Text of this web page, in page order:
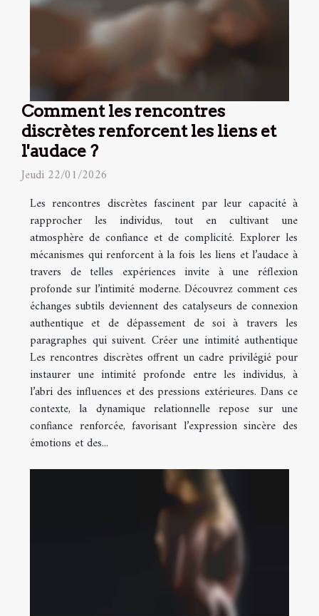
Comment les rencontres
discrètes renforcent les liens et
l'audace ?
Jeudi 22/01/2026
Les rencontres discrètes fascinent par leur capacité à
rapprocher les individus, tout en cultivant une
atmosphère de confiance et de complicité. Explorer les
mécanismes qui renforcent à la fois les liens et l’audace à
travers de telles expériences invite à une réflexion
profonde sur l’intimité moderne. Découvrez comment ces
échanges subtils deviennent des catalyseurs de connexion
authentique et de dépassement de soi à travers les
paragraphes qui suivent. Créer une intimité authentique
Les rencontres discrètes offrent un cadre privilégié pour
instaurer une intimité profonde entre les individus, à
l’abri des influences et des pressions extérieures. Dans ce
contexte, la dynamique relationnelle repose sur une
confiance renforcée, favorisant l’expression sincère des
émotions et des...